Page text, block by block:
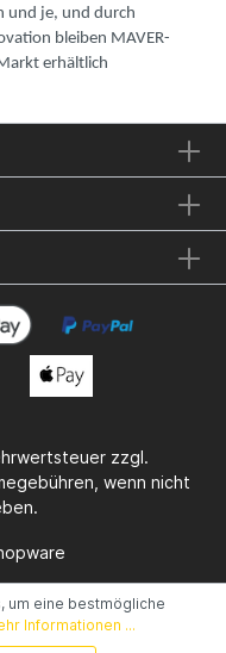
und je, und durch
bleiben MAVER-
erhältlich
zzgl.
wenn nicht
um eine bestmögliche
Informationen ...